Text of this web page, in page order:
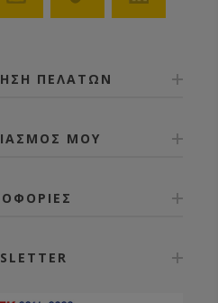
ΠΕΛΑΤΩΝ
ΜΟΥ